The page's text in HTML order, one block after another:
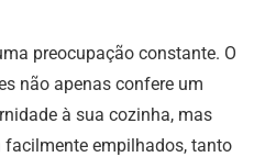
preocupação constante. O
não apenas confere um
à sua cozinha, mas
empilhados, tanto